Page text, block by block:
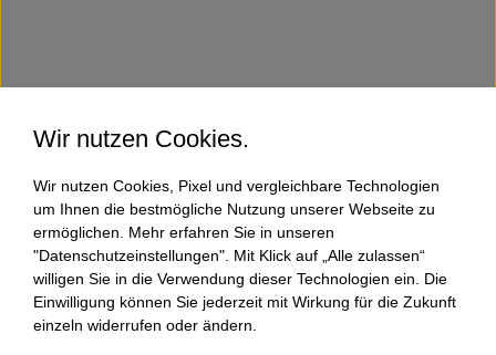
Wir nutzen Cookies.
Wir nutzen Cookies, Pixel und vergleichbare Technologien
um Ihnen die bestmögliche Nutzung unserer Webseite zu
ermöglichen. Mehr erfahren Sie in unseren
"Datenschutzeinstellungen". Mit Klick auf „Alle zulassen“
willigen Sie in die Verwendung dieser Technologien ein. Die
Einwilligung können Sie jederzeit mit Wirkung für die Zukunft
einzeln widerrufen oder ändern.